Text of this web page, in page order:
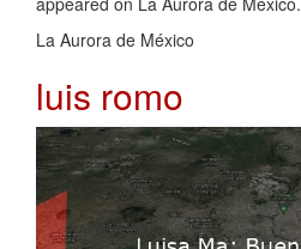
La Aurora de México
luis romo